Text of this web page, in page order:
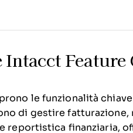
Intacct
le funzionalità
di gestire
reportistica finanziaria,